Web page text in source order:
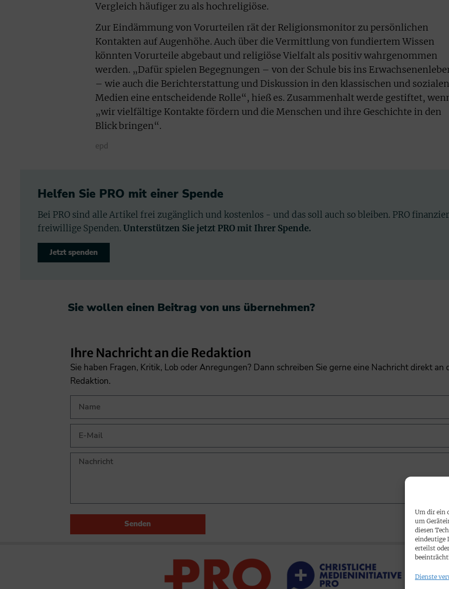
Um dir ein
um
diesen
eindeutige
erteilst
Dienste
Vergleich häufiger zu als hochreligiöse.
Zur Eindämmung von Vorurteilen rät der Religionsmonitor zu persönlichen
Kontakten auf Augenhöhe. Auch über die Vermittlung von fundiertem Wissen
könnten Vorurteile abgebaut und religiöse Vielfalt als positiv wahrgenommen
werden. „Dafür spielen Begegnungen – von der Schule bis ins
– wie auch die Berichterstattung und Diskussion in den klassischen und sozialen
Medien eine entscheidende Rolle“, hieß es. Zusammenhalt werde gestiftet,
„wir vielfältige Kontakte fördern und die Menschen und ihre Geschichte in den
Blick bringen“.
epd
Helfen Sie PRO mit einer Spende
Bei PRO sind alle Artikel frei zugänglich und kostenlos - und das soll auch so bleiben. PRO
freiwillige Spenden. Unterstützen Sie jetzt PRO mit Ihrer Spende.
Jetzt spenden
Sie wollen einen Beitrag von uns übernehmen?​
Ihre Nachricht an die Redaktion
Sie haben Fragen, Kritik, Lob oder Anregungen? Dann schreiben Sie gerne eine Nachricht direkt an
Redaktion.
Senden